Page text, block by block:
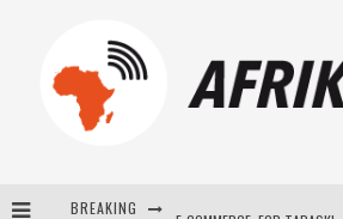
BREAKING